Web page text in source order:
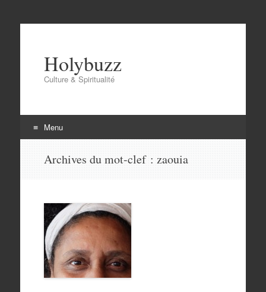
Holybuzz
Culture & Spiritualité
Menu
Archives du mot-clef : zaouia